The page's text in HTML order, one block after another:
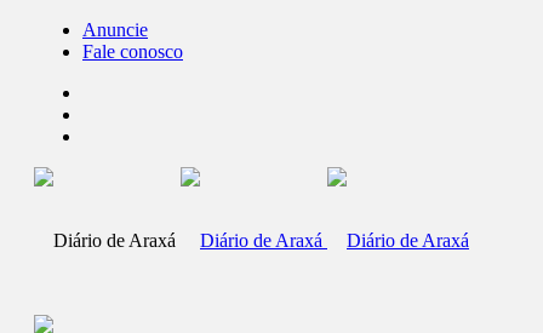
Anuncie
Fale conosco